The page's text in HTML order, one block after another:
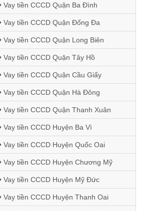
Vay tiền CCCD Quận Ba Đình
Vay tiền CCCD Quận Đống Đa
Vay tiền CCCD Quận Long Biên
Vay tiền CCCD Quận Tây Hồ
Vay tiền CCCD Quận Cầu Giấy
Vay tiền CCCD Quận Hà Đông
Vay tiền CCCD Quận Thanh Xuân
Vay tiền CCCD Huyện Ba Vì
Vay tiền CCCD Huyện Quốc Oai
Vay tiền CCCD Huyện Chương Mỹ
Vay tiền CCCD Huyện Mỹ Đức
Vay tiền CCCD Huyện Thanh Oai